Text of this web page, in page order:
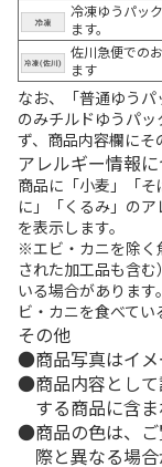
冷凍ゆうパッ
ます。
佐川急便での
ます
なお、「普通ゆう
のみチルドゆうパ
ず、商品内容欄にそ
アレルギー情報
商品に「小麦」「
に」「くるみ」の
を表示します。
※エビ・カニを除く
された加工品も含
いる場合がありま
ビ・カニを食べてい
その他
商品写真はイメ
商品内容とし
する商品に含ま
商品の色は、
際と異なる場合